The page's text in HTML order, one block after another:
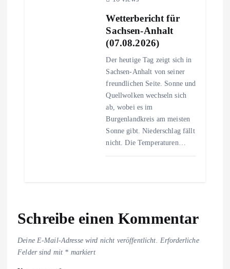
Wetterbericht für
Sachsen-Anhalt
(07.08.2026)
Der heutige Tag zeigt sich in
Sachsen-Anhalt von seiner
freundlichen Seite. Sonne und
Quellwolken wechseln sich
ab, wobei es im
Burgenlandkreis am meisten
Sonne gibt. Niederschlag fällt
nicht. Die Temperaturen…
Schreibe einen Kommentar
Deine E-Mail-Adresse wird nicht veröffentlicht.
Erforderliche
Felder sind mit * markiert